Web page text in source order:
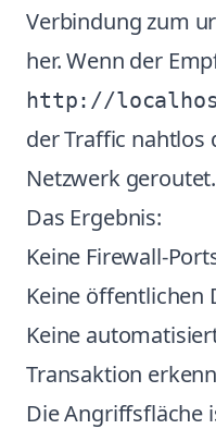
Verbindung zum
her. Wenn der
http://
der Traffic nahtlos
Netzwerk geroutet.
Das Ergebnis:
Keine Firewall-
Keine öffentlichen
Keine
Transaktion
Die Angriffsfläche